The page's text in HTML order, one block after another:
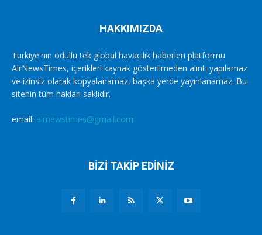
HAKKIMIZDA
Türkiye'nin ödüllü tek global havacılık haberleri platformu
AirNewsTimes, içerikleri kaynak gösterilmeden alıntı yapılamaz
ve izinsiz olarak kopyalanamaz, başka yerde yayınlanamaz. Bu
sitenin tüm hakları saklıdır.
email: airnewstimes@gmail.com
BİZİ TAKİP EDİNİZ